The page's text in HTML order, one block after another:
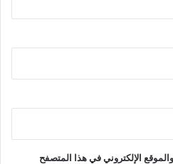
الإلكتروني في هذا المتصفح